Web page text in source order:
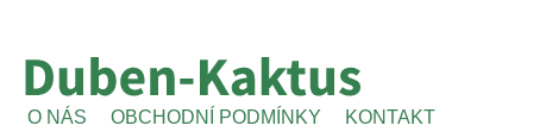
O NÁS OBCHODNÍ PODMÍNKY KONTAKT